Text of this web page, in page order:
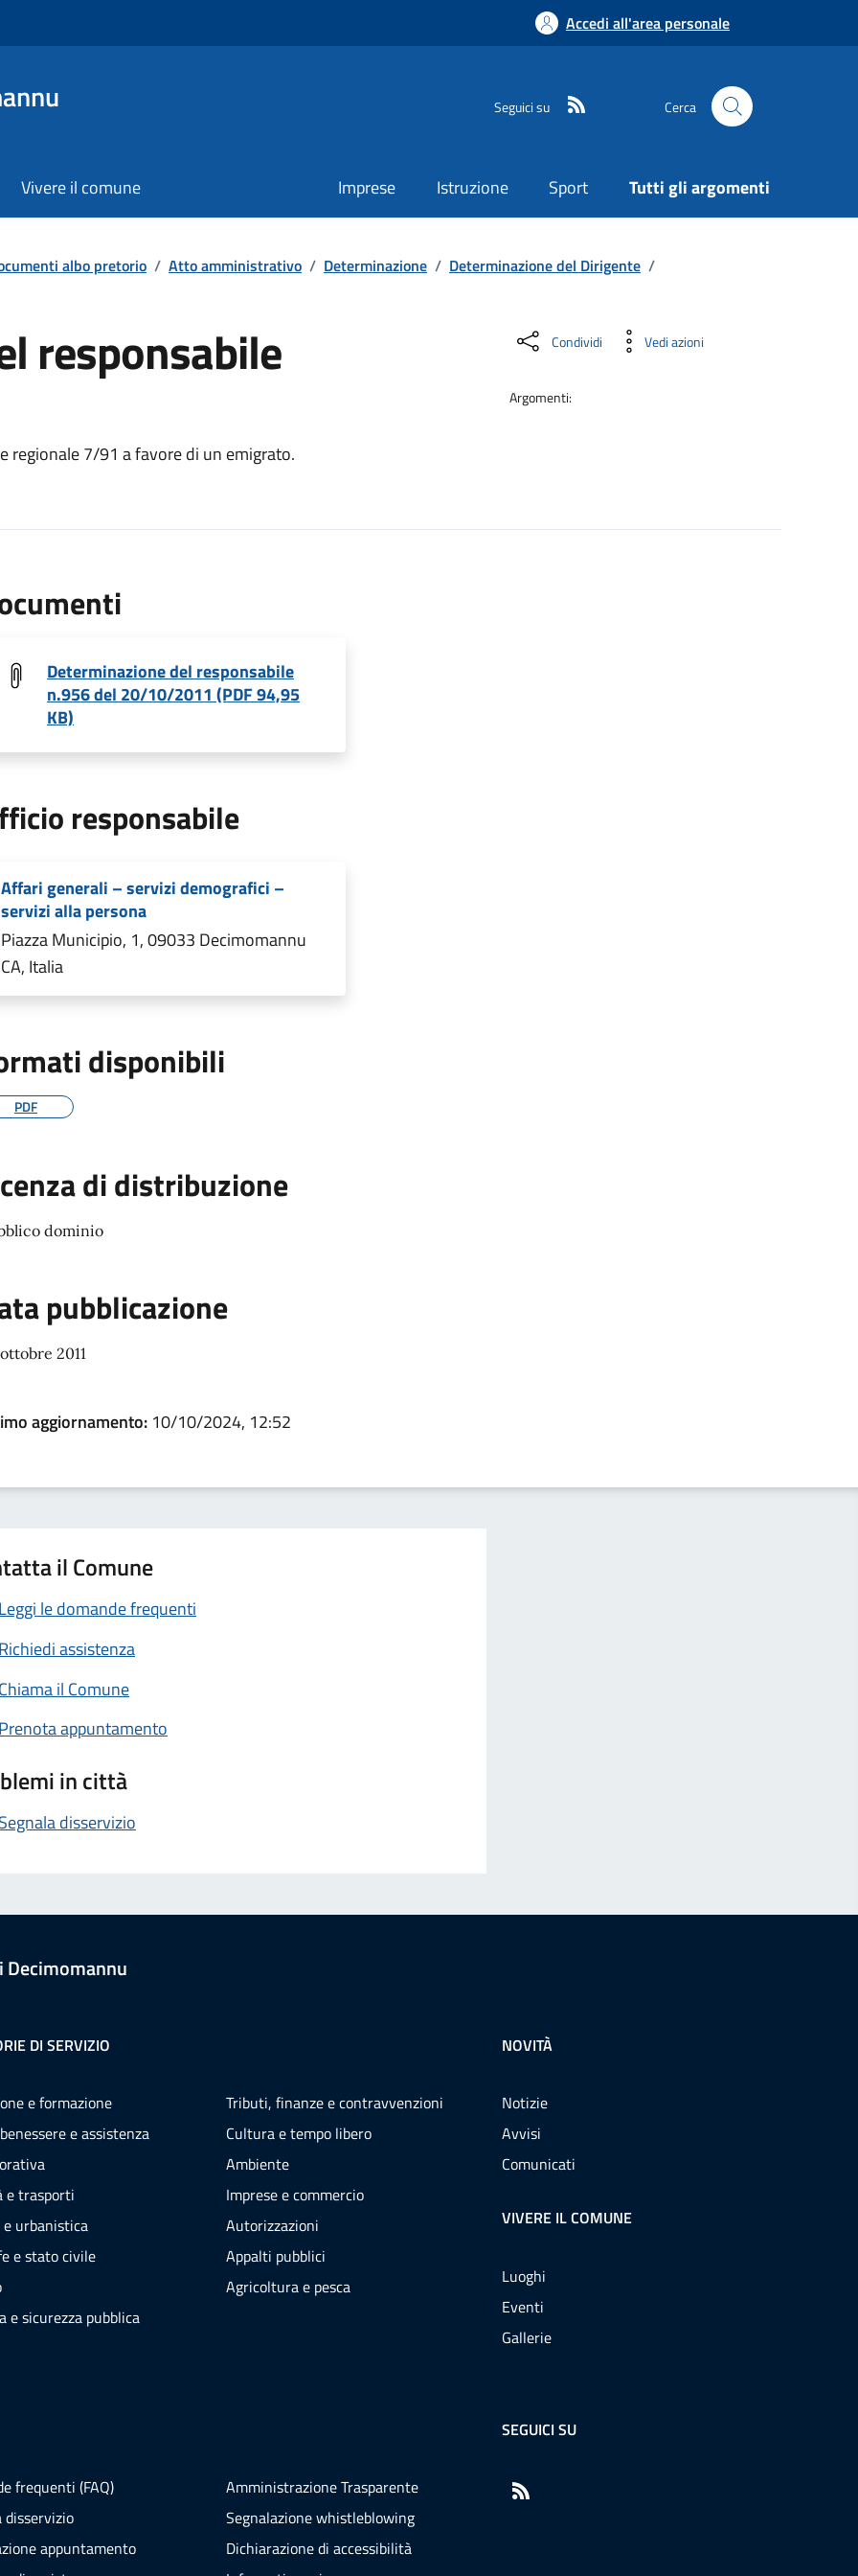
Accedi all'area personale
Seguici su Cerca
Vivere il comune Imprese Istruzione Sport Tutti gli argomenti
albo pretorio / Atto amministrativo / Determinazione / Determinazione del Dirigente /
responsabile
regionale 7/91 a favore di un emigrato.
Condividi Vedi azioni
Argomenti:
Determinazione del responsabile
n.956 del 20/10/2011 (PDF 94,95
KB)
responsabile
Affari generali – servizi demografici –
servizi alla persona
Piazza Municipio, 1, 09033 Decimomannu
CA, Italia
disponibili
PDF
di distribuzione
dominio
pubblicazione
2011
aggiornamento: 10/10/2024, 12:52
il Comune
Leggi le domande frequenti
Richiedi assistenza
Chiama il Comune
Prenota appuntamento
in città
Segnala disservizio
Decimomannu
DI SERVIZIO
e formazione
e assistenza
e trasporti
e urbanistica
e stato civile
e sicurezza pubblica
Tributi, finanze e contravvenzioni
Cultura e tempo libero
Ambiente
Imprese e commercio
Autorizzazioni
Appalti pubblici
Agricoltura e pesca
NOVITÀ
Notizie
Avvisi
Comunicati
VIVERE IL COMUNE
Luoghi
Eventi
Gallerie
frequenti (FAQ)
disservizio
appuntamento
Amministrazione Trasparente
Segnalazione whistleblowing
Dichiarazione di accessibilità
SEGUICI SU